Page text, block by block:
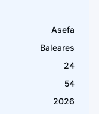
Asefa
Baleares
24
54
2026